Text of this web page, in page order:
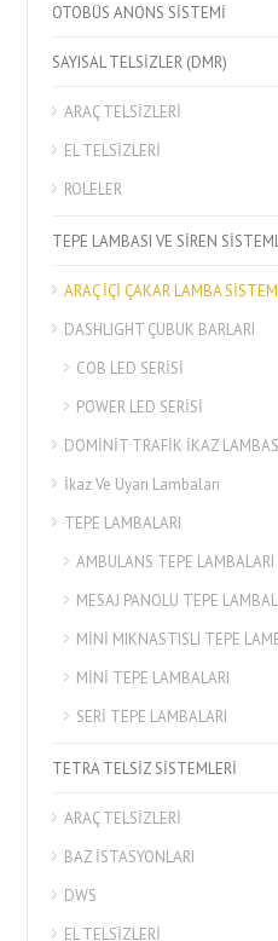
OTOBÜS ANONS SİSTEMİ
SAYISAL TELSİZLER (DMR)
ARAÇ TELSİZLERİ
EL TELSİZLERİ
ROLELER
TEPE LAMBASI VE SİREN
ARAÇ İÇİ ÇAKAR LAMBA
DASHLIGHT ÇUBUK BARLARI
COB LED SERİSİ
POWER LED SERİSİ
DOMİNİT TRAFİK İKAZ
İkaz Ve Uyarı Lambaları
TEPE LAMBALARI
AMBULANS TEPE LAMBALARI
MESAJ PANOLU TEPE
MİNİ MIKNASTISLI TEPE
MİNİ TEPE LAMBALARI
SERİ TEPE LAMBALARI
TETRA TELSİZ SİSTEMLERİ
ARAÇ TELSİZLERİ
BAZ İSTASYONLARI
DWS
EL TELSİZLERİ